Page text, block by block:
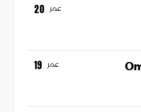
عمر 20
عمر 19